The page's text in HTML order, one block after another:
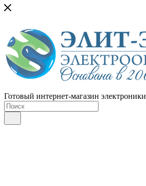
Готовый интернет-магазин электроники